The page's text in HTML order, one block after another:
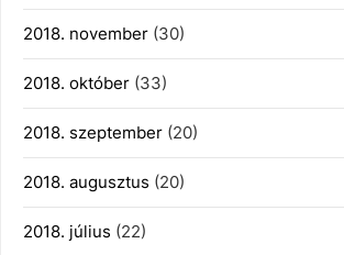
2018. november (30)
2018. október (33)
2018. szeptember (20)
2018. augusztus (20)
2018. július (22)